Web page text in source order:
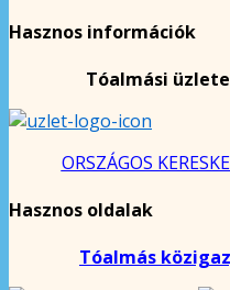
Hasznos információk
Tóalmási
ORSZÁGOS
Hasznos oldalak
Tóalmás